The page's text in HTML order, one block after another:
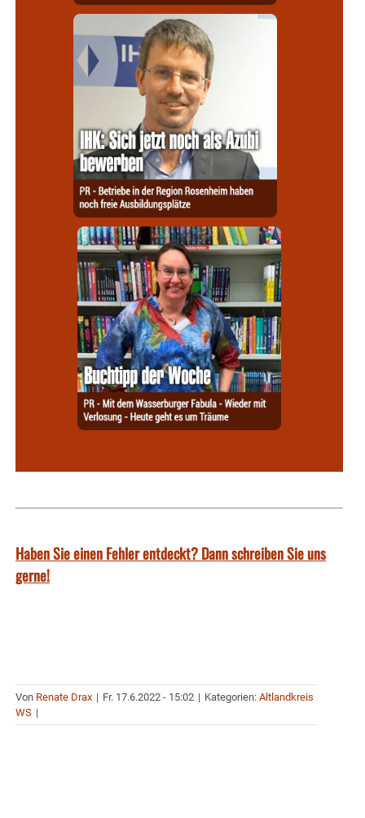
Haben Sie einen Fehler entdeckt? Dann schreiben Sie uns
gerne!
Von Renate Drax | Fr. 17.6.2022 - 15:02 | Kategorien: Altlandkreis
WS |